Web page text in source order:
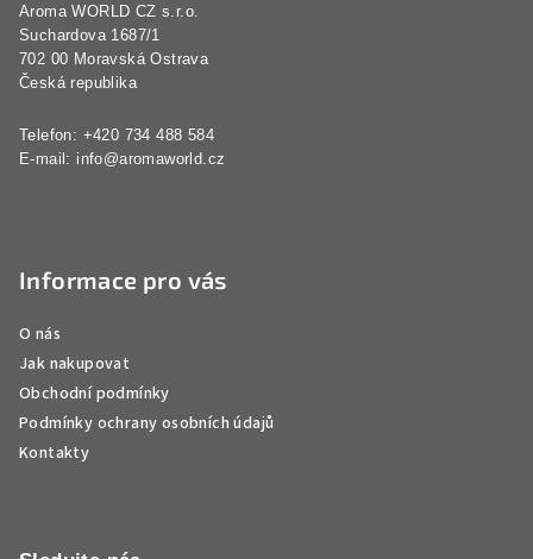
Aroma WORLD CZ s.r.o.
Suchardova 1687/1
702 00 Moravská Ostrava
Česká republika
Telefon: +420 734 488 584
E-mail: info@aromaworld.cz
Informace pro vás
O nás
Jak nakupovat
Obchodní podmínky
Podmínky ochrany osobních údajů
Kontakty